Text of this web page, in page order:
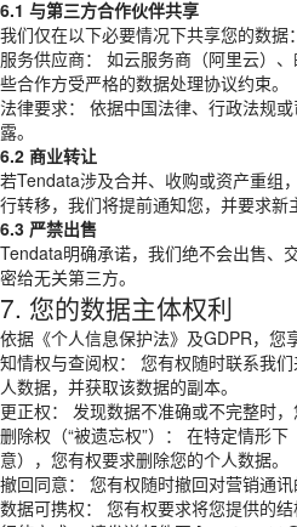
6.1 与第三方合作伙伴共享
我们仅在以下必要情况下共享您的数据：
服务供应商： 如云服务商（阿里云）
些合作方受严格的数据处理协议约束。
法律要求： 依据中国法律、行政法规
露。
6.2 商业转让
若Tendata涉及合并、收购或资产重组
行转移，我们将提前通知您，并要求新
6.3 严禁出售
Tendata明确承诺，我们绝不会出售、
密给无关第三方。
7. 您的数据主体权利
依据《个人信息保护法》及GDPR，您
知情权与查阅权： 您有权随时联系我
人数据，并获取该数据的副本。
更正权： 发现数据不准确或不完整时，
删除权（“被遗忘权”）： 在特定情形
意），您有权要求删除您的个人数据。
撤回同意： 您有权随时撤回对营销通讯
数据可携权： 您有权要求将您提供的结